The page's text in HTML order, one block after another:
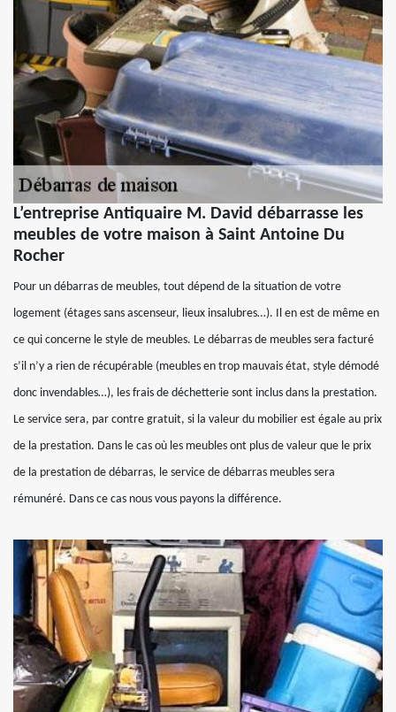
L’entreprise Antiquaire M. David débarrasse les
meubles de votre maison à Saint Antoine Du
Rocher
Pour un débarras de meubles, tout dépend de la situation de votre
logement (étages sans ascenseur, lieux insalubres…). Il en est de même en
ce qui concerne le style de meubles. Le débarras de meubles sera facturé
s’il n’y a rien de récupérable (meubles en trop mauvais état, style démodé
donc invendables…), les frais de déchetterie sont inclus dans la prestation.
Le service sera, par contre gratuit, si la valeur du mobilier est égale au prix
de la prestation. Dans le cas où les meubles ont plus de valeur que le prix
de la prestation de débarras, le service de débarras meubles sera
rémunéré. Dans ce cas nous vous payons la différence.